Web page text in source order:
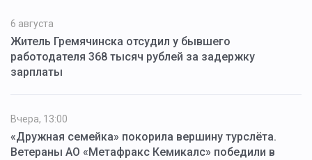
6 августа
Житель Гремячинска отсудил у бывшего
работодателя 368 тысяч рублей за задержку
зарплаты
Вчера, 13:00
«Дружная семейка» покорила вершину турслёта.
Ветераны АО «Метафракс Кемикалс» победили в